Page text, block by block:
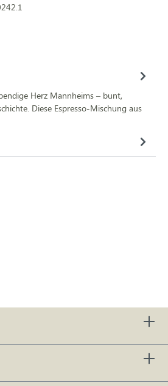
Herz Mannheims – bunt,
Diese Espresso-Mischung aus